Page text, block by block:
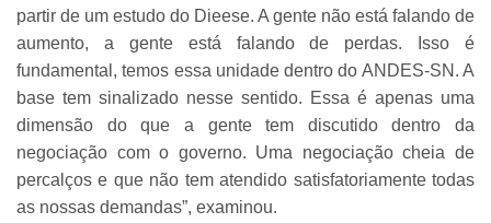
partir de um estudo do Dieese. A gente não está falando de
aumento, a gente está falando de perdas. Isso é
fundamental, temos essa unidade dentro do ANDES-SN. A
base tem sinalizado nesse sentido. Essa é apenas uma
dimensão do que a gente tem discutido dentro da
negociação com o governo. Uma negociação cheia de
percalços e que não tem atendido satisfatoriamente todas
as nossas demandas”, examinou.